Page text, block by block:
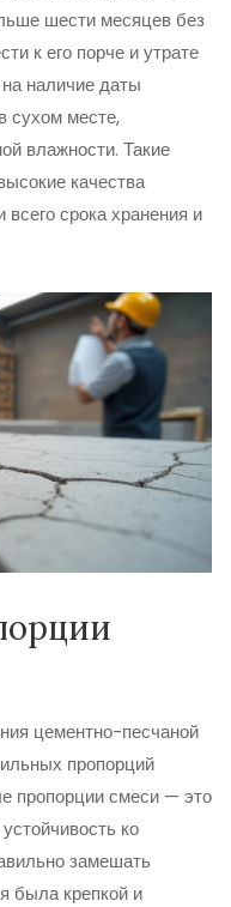
шести месяцев без
к его порче и утрате
наличие даты
сухом месте,
влажности. Такие
качества
срока хранения и
цементно-песчаной
пропорций
пропорции смеси — это
ко
замешать
была крепкой и